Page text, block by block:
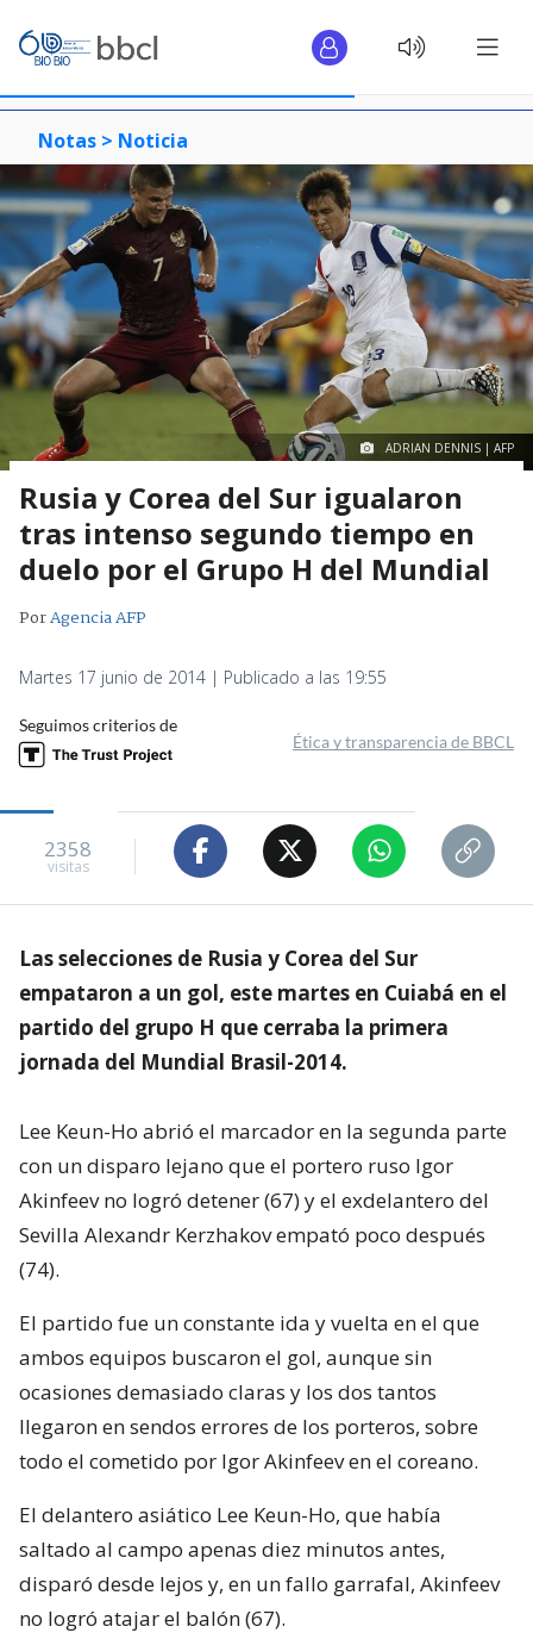
Notas > Noticia
ADRIAN DENNIS | AFP
Rusia y Corea del Sur igualaron
tras intenso segundo tiempo en
duelo por el Grupo H del Mundial
PorAgencia AFP
Martes 17 junio de 2014 | Publicado a las 19:55
Seguimos criterios de
Ética y transparencia de BBCL
2358
visitas
Las selecciones de Rusia y Corea del Sur
empataron a un gol, este martes en Cuiabá en el
partido del grupo H que cerraba la primera
jornada del Mundial Brasil-2014.
Lee Keun-Ho abrió el marcador en la segunda parte
con un disparo lejano que el portero ruso Igor
Akinfeev no logró detener (67) y el exdelantero del
Sevilla Alexandr Kerzhakov empató poco después
(74).
El partido fue un constante ida y vuelta en el que
ambos equipos buscaron el gol, aunque sin
ocasiones demasiado claras y los dos tantos
llegaron en sendos errores de los porteros, sobre
todo el cometido por Igor Akinfeev en el coreano.
El delantero asiático Lee Keun-Ho, que había
saltado al campo apenas diez minutos antes,
disparó desde lejos y, en un fallo garrafal, Akinfeev
no logró atajar el balón (67).